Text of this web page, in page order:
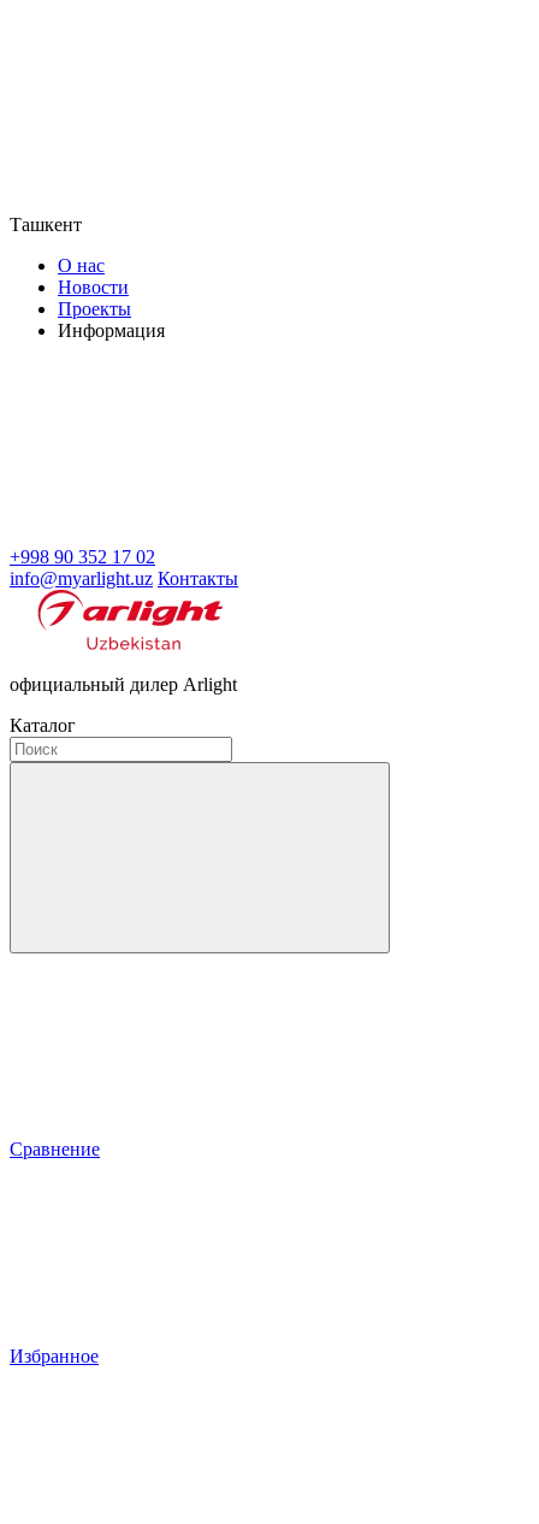
Ташкент
О нас
Новости
Проекты
Информация
+998 90 352 17 02
info@myarlight.uz Контакты
официальный дилер Arlight
Каталог
Сравнение
Избранное